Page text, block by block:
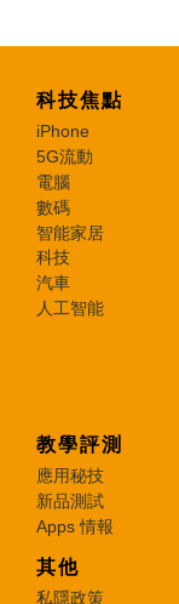
科技焦點
iPhone
5G流動
電腦
數碼
智能家居
科技
汽車
人工智能
教學評測
應用秘技
新品測試
Apps 情報
其他
私隱政策